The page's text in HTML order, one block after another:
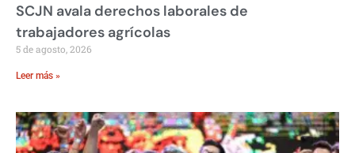
SCJN avala derechos laborales de
trabajadores agrícolas
5 de agosto, 2026
Leer más »